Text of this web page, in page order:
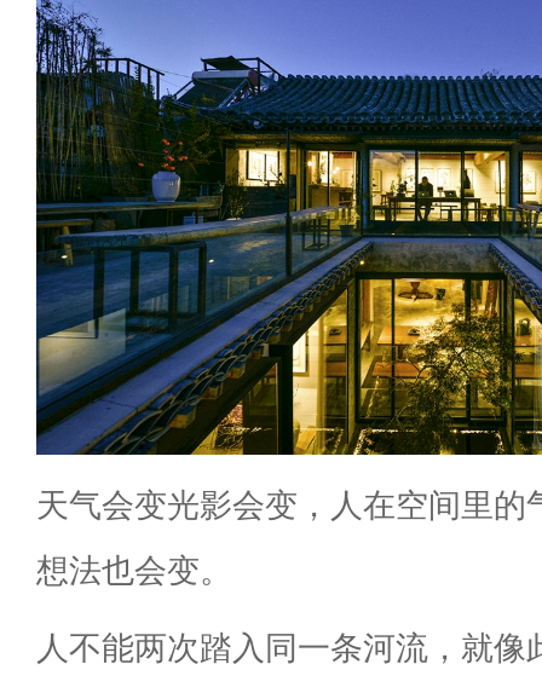
天气会变光影会变，人在空间里的
想法也会变。
人不能两次踏入同一条河流，就像